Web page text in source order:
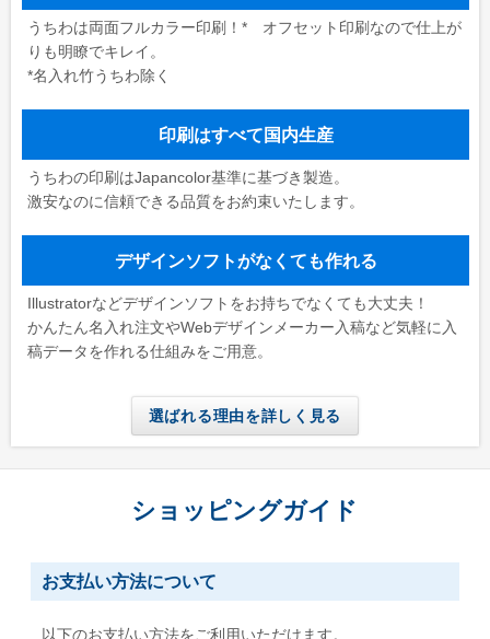
うちわは両面フルカラー印刷！* オフセット印刷なので仕上が
りも明瞭でキレイ。
*名入れ竹うちわ除く
印刷はすべて国内生産
うちわの印刷はJapancolor基準に基づき製造。
激安なのに信頼できる品質をお約束いたします。
デザインソフトがなくても作れる
Illustratorなどデザインソフトをお持ちでなくても大丈夫！
かんたん名入れ注文やWebデザインメーカー入稿など気軽に入
稿データを作れる仕組みをご用意。
選ばれる理由を詳しく見る
ショッピングガイド
お支払い方法について
以下のお支払い方法をご利用いただけます。